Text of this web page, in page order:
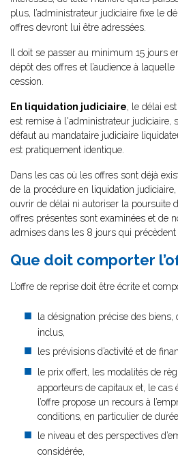
plus, l’administrateur judiciaire fixe le
offres devront lui être adressées.
Il doit se passer au minimum 15 jours
dépôt des offres et l’audience à
cession.
En liquidation judiciaire, le délai
est remise à l'administrateur judiciaire,
défaut au mandataire judiciaire
est pratiquement identique.
Dans les cas où les offres sont déjà
de la procédure en liquidation
ouvrir de délai ni autoriser la poursuite
offres présentes sont examinées et de
admises dans les 8 jours qui précèdent
Que doit comporter
L’offre de reprise doit être écrite et
la désignation précise des
inclus,
les prévisions d’activité et de
le prix offert, les modalités de
apporteurs de capitaux et, le cas
l’offre propose un recours à
conditions, en particulier de
le niveau et des perspectives
considérée,